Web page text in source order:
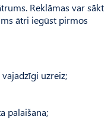
Reklāmas var sākt
ātri iegūst pirmos
uzreiz;
palaišana;